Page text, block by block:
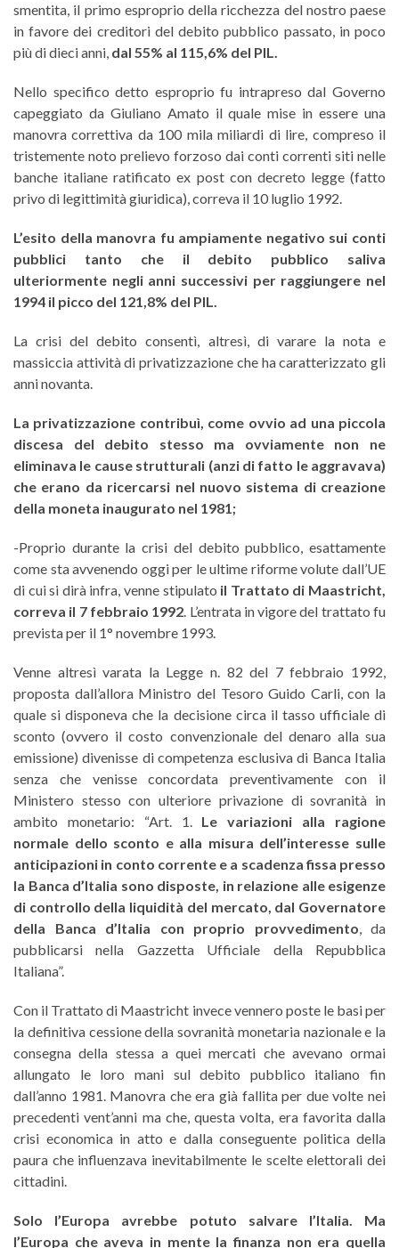
smentita, il primo esproprio della ricchezza del nostro paese
in favore dei creditori del debito pubblico passato, in poco
più di dieci anni, dal 55% al 115,6% del PIL.
Nello specifico detto esproprio fu intrapreso dal Governo
capeggiato da Giuliano Amato il quale mise in essere una
manovra correttiva da 100 mila miliardi di lire, compreso il
tristemente noto prelievo forzoso dai conti correnti siti nelle
banche italiane ratificato ex post con decreto legge (fatto
privo di legittimità giuridica), correva il 10 luglio 1992.
L’esito della manovra fu ampiamente negativo sui conti
pubblici tanto che il debito pubblico saliva
ulteriormente negli anni successivi per raggiungere nel
1994 il picco del 121,8% del PIL.
La crisi del debito consentì, altresì, di varare la nota e
massiccia attività di privatizzazione che ha caratterizzato gli
anni novanta.
La privatizzazione contribuì, come ovvio ad una piccola
discesa del debito stesso ma ovviamente non ne
eliminava le cause strutturali (anzi di fatto le aggravava)
che erano da ricercarsi nel nuovo sistema di creazione
della moneta inaugurato nel 1981;
-Proprio durante la crisi del debito pubblico, esattamente
come sta avvenendo oggi per le ultime riforme volute dall’UE
di cui si dirà infra, venne stipulato il Trattato di Maastricht,
correva il 7 febbraio 1992. L’entrata in vigore del trattato fu
prevista per il 1° novembre 1993.
Venne altresì varata la Legge n. 82 del 7 febbraio 1992,
proposta dall’allora Ministro del Tesoro Guido Carli, con la
quale si disponeva che la decisione circa il tasso ufficiale di
sconto (ovvero il costo convenzionale del denaro alla sua
emissione) divenisse di competenza esclusiva di Banca Italia
senza che venisse concordata preventivamente con il
Ministero stesso con ulteriore privazione di sovranità in
ambito monetario: “Art. 1.Le variazioni alla ragione
normale dello sconto e alla misura dell’interesse sulle
anticipazioni in conto corrente e a scadenza fissa presso
la Banca d’Italia sono disposte, in relazione alle esigenze
di controllo della liquidità del mercato, dal Governatore
della Banca d’Italia con proprio provvedimento, da
pubblicarsi nella Gazzetta Ufficiale della Repubblica
Italiana”.
Con il Trattato di Maastricht invece vennero poste le basi per
la definitiva cessione della sovranità monetaria nazionale e la
consegna della stessa a quei mercati che avevano ormai
allungato le loro mani sul debito pubblico italiano fin
dall’anno 1981. Manovra che era già fallita per due volte nei
precedenti vent’anni ma che, questa volta, era favorita dalla
crisi economica in atto e dalla conseguente politica della
paura che influenzava inevitabilmente le scelte elettorali dei
cittadini.
Solo l’Europa avrebbe potuto salvare l’Italia. Ma
l’Europa che aveva in mente la finanza non era quella